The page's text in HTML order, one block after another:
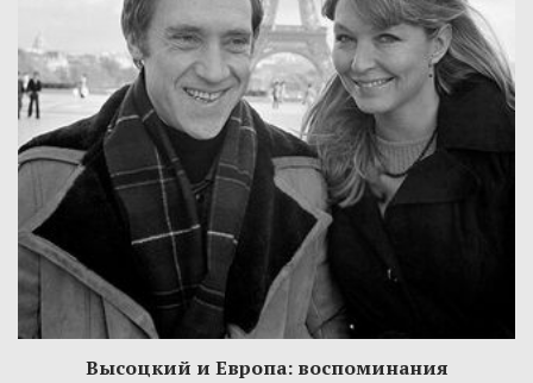
Высоцкий и Европа: воспоминания